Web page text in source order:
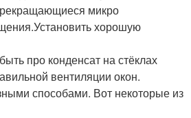
микро
хорошую
про конденсат на стёклах
вентиляции окон.
способами. Вот некоторые из